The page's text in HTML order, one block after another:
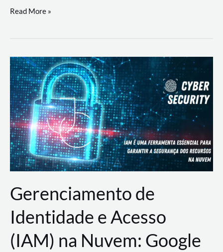
DevSecOps
Prática:
Desenvolvimento,
Segurança
e
Operações
Read More »
Gerenciamento de
Identidade e Acesso
(IAM) na Nuvem: Google